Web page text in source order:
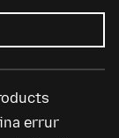
errur